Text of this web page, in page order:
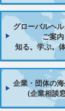
グローバルヘ
ご案内
知る。学ぶ。
企業・団体の
(企業相談窓